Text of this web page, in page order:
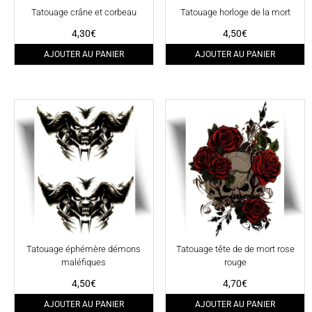
Tatouage crâne et corbeau
4,30€
AJOUTER AU PANIER
Tatouage horloge de la mort
4,50€
AJOUTER AU PANIER
Tatouage éphémère démons
maléfiques
4,50€
AJOUTER AU PANIER
Tatouage tête de de mort rose
rouge
4,70€
AJOUTER AU PANIER